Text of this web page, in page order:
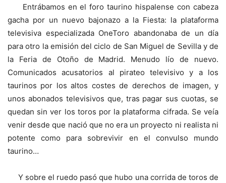
Entrábamos en el foro taurino hispalense con cabeza
gacha por un nuevo bajonazo a la Fiesta: la plataforma
televisiva especializada OneToro abandonaba de un día
para otro la emisión del ciclo de San Miguel de Sevilla y de
la Feria de Otoño de Madrid. Menudo lío de nuevo.
Comunicados acusatorios al pirateo televisivo y a los
taurinos por los altos costes de derechos de imagen, y
unos abonados televisivos que, tras pagar sus cuotas, se
quedan sin ver los toros por la plataforma cifrada. Se veía
venir desde que nació que no era un proyecto ni realista ni
potente como para sobrevivir en el convulso mundo
taurino…
Y sobre el ruedo pasó que hubo una corrida de toros de